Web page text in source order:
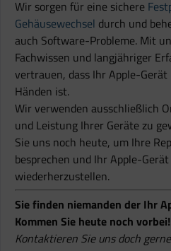
Wir sorgen für eine sichere
Gehäusewechsel durch und
auch Software-Probleme. Mit
Fachwissen und langjähriger
vertrauen, dass Ihr Apple-
Händen ist.
Wir verwenden ausschließlich
und Leistung Ihrer Geräte zu
Sie uns noch heute, um Ihre
besprechen und Ihr Apple-
wiederherzustellen.
Sie finden niemanden der Ihr
Kommen Sie heute noch vorbei!
Kontaktieren Sie uns doch